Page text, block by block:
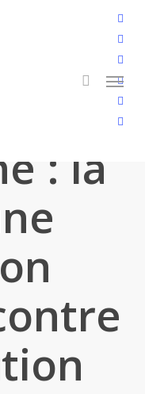
flickr
search
Menu
: la